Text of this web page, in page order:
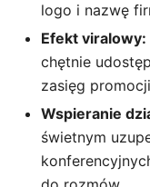
logo i nazwę
Efekt viralowy:
chętnie
zasięg
Wspieranie
świetnym